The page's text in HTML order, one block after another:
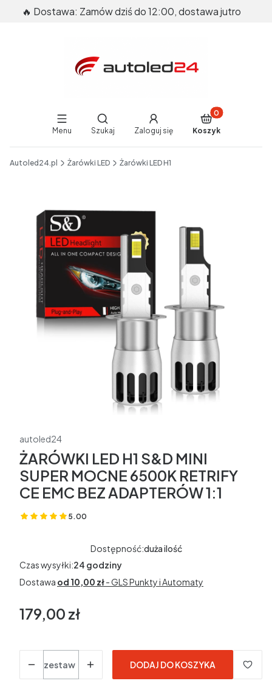
🔥 Dostawa: Zamów dziś do 12:00, dostawa jutro
Menu
Otwórz wyszukiwarkę
Szukaj Zaloguj się
Produkty w
Koszyk
Autoled24.pl Żarówki LED Żarówki LED H1
autoled24
ŻARÓWKI LED H1 S&D MINI
SUPER MOCNE 6500K RETRIFY
CE EMC BEZ ADAPTERÓW 1:1
5.00
(Oceny: 2 Recenzje: 0)
Dostępność:duża ilość
Czas wysyłki:24 godziny
Dostawa od 10,00 zł- GLS Punkty i Automaty
Cena
179,00 zł
zestaw
DODAJ DO KOSZYKA